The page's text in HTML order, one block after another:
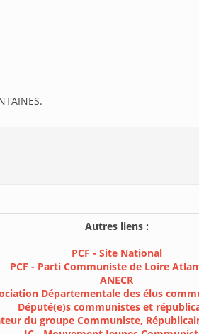
Autres liens :
PCF - Site National
PCF - Parti Communiste de Loire
ANECR
Départementale des élus
Député(e)s communistes et
du groupe Communiste,